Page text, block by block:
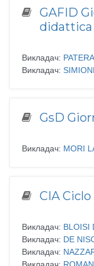
GAFID
Викладач:
Викладач:
GsD
Викладач: MORI
CIA
Викладач: BLOISI
Викладач: DE
Викладач: